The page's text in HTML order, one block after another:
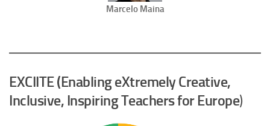
Marcelo Maina
EXCIITE (Enabling eXtremely Creative,
Inclusive, Inspiring Teachers for Europe)